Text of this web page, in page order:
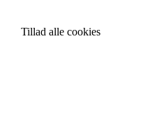
Tillad alle cookies